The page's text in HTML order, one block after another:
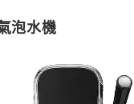
泡水機